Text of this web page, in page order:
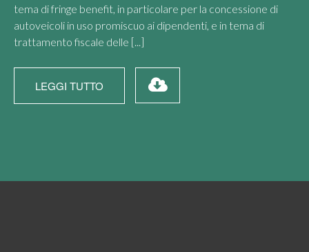
tema di fringe benefit, in particolare per la concessione di
autoveicoli in uso promiscuo ai dipendenti, e in tema di
trattamento fiscale delle [...]
LEGGI TUTTO